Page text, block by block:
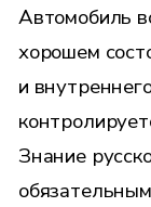
Автомобиль
хорошем
и
Знание